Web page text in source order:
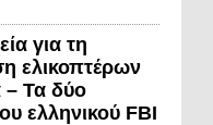
για τη
ελικοπτέρων
Τα δύο
ελληνικού FBI